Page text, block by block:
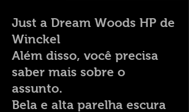
Just a Dream Woods HP de
Winckel
Além disso, você precisa
saber mais sobre o
assunto.
Bela e alta parelha escura